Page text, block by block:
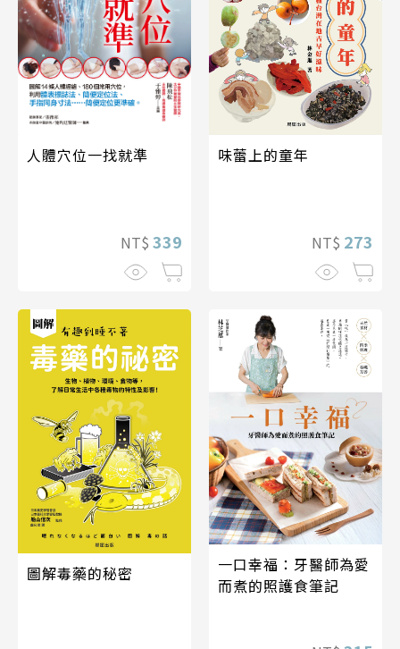
人體穴位一找就準
NT$ 339
味蕾上的童年
NT$ 273
圖解毒藥的秘密
一口幸福：牙醫師為愛
而煮的照護食筆記